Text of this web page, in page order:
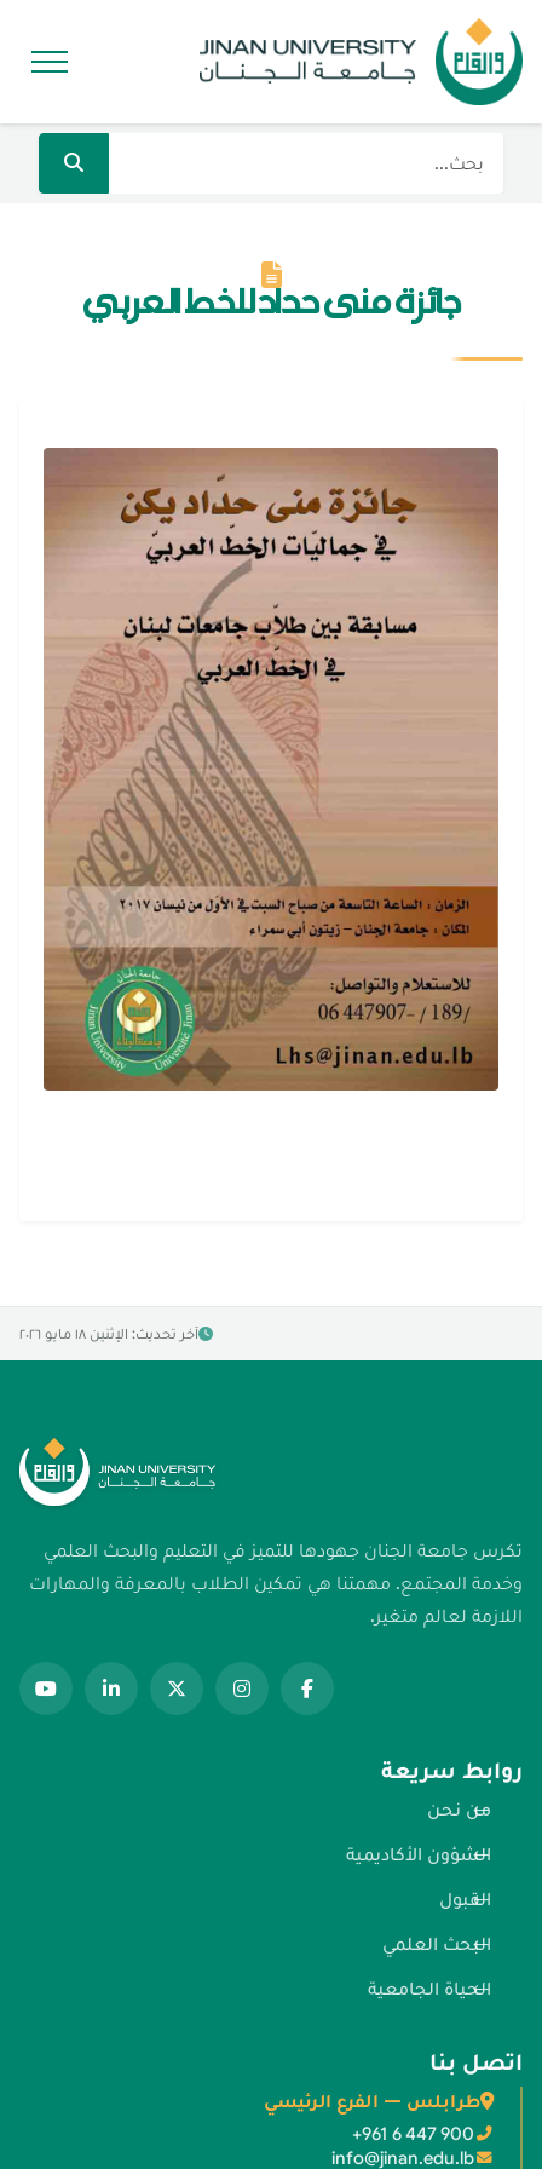
جائزة منى حداد للخط العربي
آخر تحديث: الإثنين ١٨ مايو ٢٠٢٦
تكرس جامعة الجنان جهودها للتميز في التعليم والبحث العلمي
وخدمة المجتمع. مهمتنا هي تمكين الطلاب بالمعرفة والمهارات
اللازمة لعالم متغير.
روابط سريعة
من نحن
الشؤون الأكاديمية
القبول
البحث العلمي
الحياة الجامعية
اتصل بنا
طرابلس — الفرع الرئيسي
+961 6 447 900
info@jinan.edu.lb